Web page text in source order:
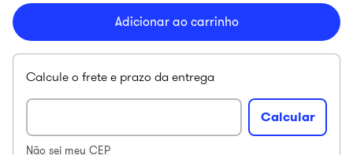
Adicionar ao carrinho
Não sei meu CEP